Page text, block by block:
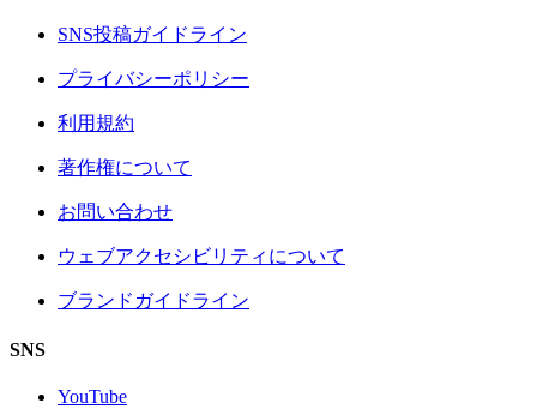
SNS投稿ガイドライン
プライバシーポリシー
利用規約
著作権について
お問い合わせ
ウェブアクセシビリティについて
ブランドガイドライン
SNS
YouTube